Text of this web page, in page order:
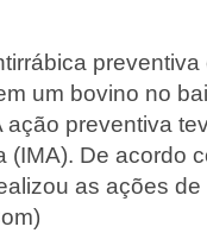
um bovino no
preventiva
De acordo
as ações